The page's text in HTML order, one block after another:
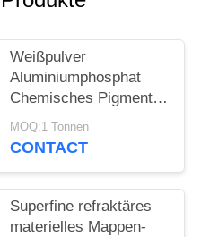
Weißpulver
Aluminiumphosphat
Chemisches Pigment
für die Passivierung
der Metalloberfläche
MOQ:1 Tonnen
CONTACT
Superfine refraktäres
materielles Mappen-